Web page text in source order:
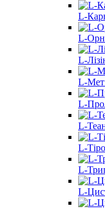
L-
L-
L-
L-
L-
L-
L-
L-
L-